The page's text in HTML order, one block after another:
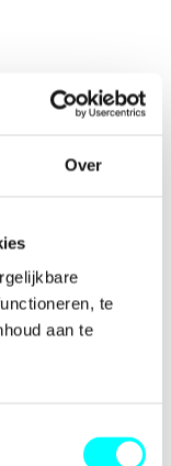
Over
te
aan te